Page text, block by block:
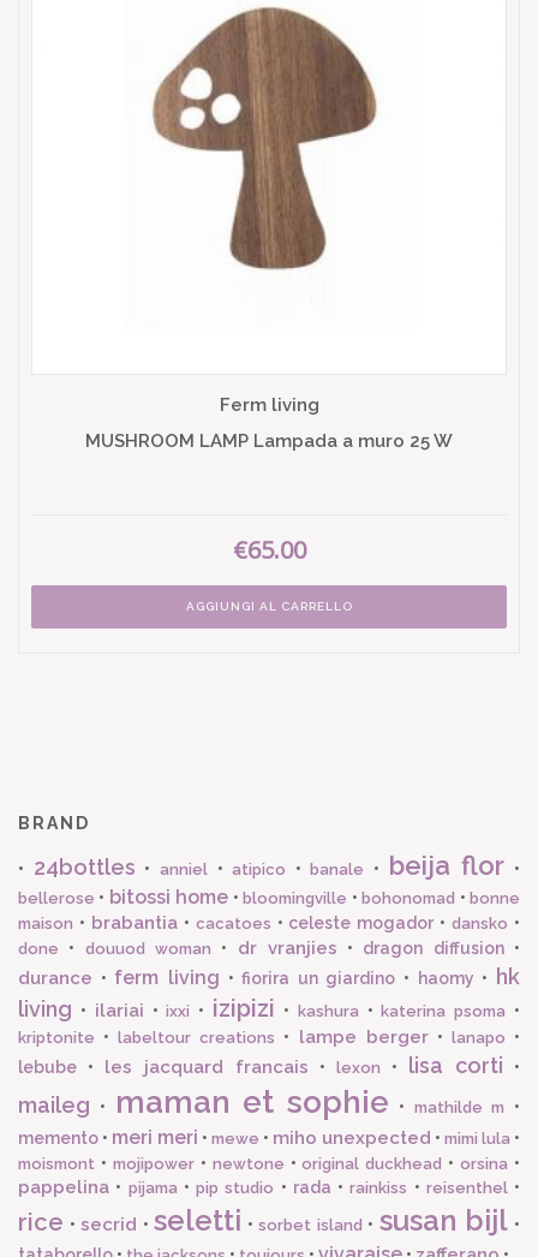
Ferm living
MUSHROOM LAMP Lampada a muro 25 W
€65.00
AGGIUNGI AL CARRELLO
BRAND
• 24bottles • anniel•atipico •banale • beija flor •
bellerose • bitossi home •bloomingville •bohonomad •bonne
maison • brabantia• cacatoes • celeste mogador •dansko •
done • douuod woman • dr vranjies • dragon diffusion•
durance • ferm living •fiorira un giardino • haomy •
hk
living • ilariai •ixxi • izipizi • kashura •katerina psoma •
kriptonite •labeltour creations • lampe berger• lanapo •
lebube • les jacquard francais • lexon • lisa corti •
maileg • maman et sophie • mathilde m
•
memento • meri meri • mewe • miho unexpected • mimi lula •
moismont • mojipower• newtone •original duckhead •orsina •
pappelina • pijama • pip studio • rada •rainkiss • reisenthel•
rice •secrid •seletti •sorbet island • susan bijl •